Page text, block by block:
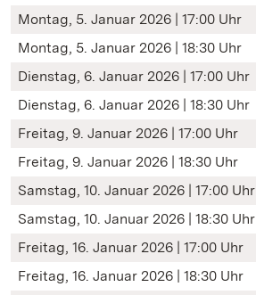
Montag, 5. Januar 2026 | 17:00 Uhr
Montag, 5. Januar 2026 | 18:30 Uhr
Dienstag, 6. Januar 2026 | 17:00 Uhr
Dienstag, 6. Januar 2026 | 18:30 Uhr
Freitag, 9. Januar 2026 | 17:00 Uhr
Freitag, 9. Januar 2026 | 18:30 Uhr
Samstag, 10. Januar 2026 | 17:00 Uhr
Samstag, 10. Januar 2026 | 18:30 Uhr
Freitag, 16. Januar 2026 | 17:00 Uhr
Freitag, 16. Januar 2026 | 18:30 Uhr